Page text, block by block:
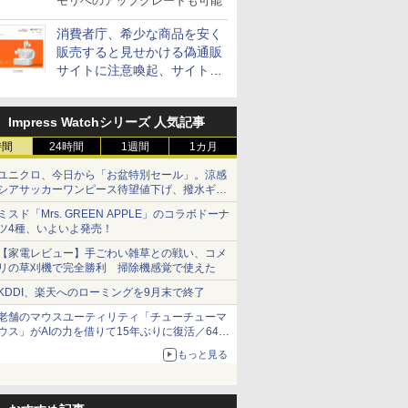
消費者庁、希少な商品を安く
販売すると見せかける偽通販
サイトに注意喚起、サイト名
Impress Watchシリーズ 人気記事
24時間 1週間 1カ月
ニクロ、今日から「お盆特別セール」。涼感
アサッカーワンピース待望値下げ、撥水ギア
ョーツは1990円に
スド「Mrs. GREEN APPLE」のコラボドーナ
4種、いよいよ発売！
家電レビュー】手ごわい雑草との戦い、コメ
の草刈機で完全勝利 掃除機感覚で使えた
、楽天へのローミングを9月末で終了
舗のマウスユーティリティ「チューチューマ
ス」がAIの力を借りて15年ぶりに復活／64bit
、Windows 10/11、「Chrome」も走り回
。復活記念で2026年末まで500円
もっと見る